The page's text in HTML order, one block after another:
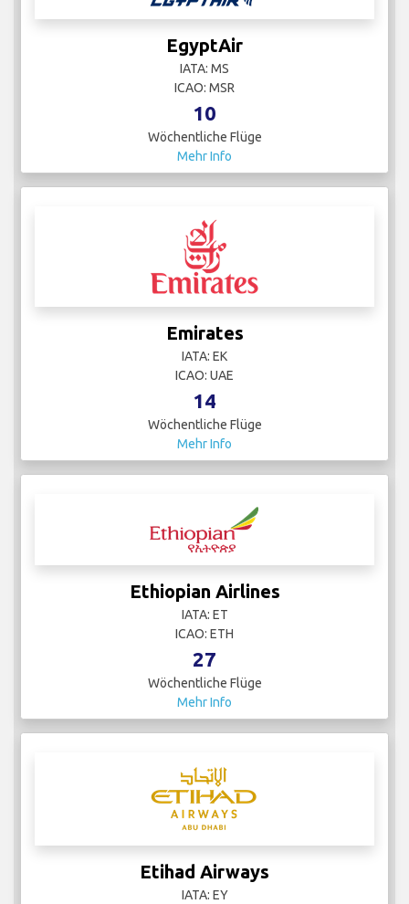
EgyptAir
IATA: MS
ICAO: MSR
10
Wöchentliche Flüge
Mehr Info
Emirates
IATA: EK
ICAO: UAE
14
Wöchentliche Flüge
Mehr Info
Ethiopian Airlines
IATA: ET
ICAO: ETH
27
Wöchentliche Flüge
Mehr Info
Etihad Airways
IATA: EY